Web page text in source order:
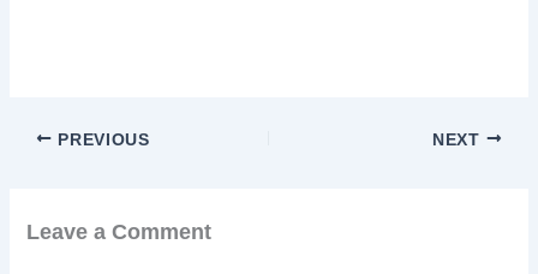
PREVIOUS NEXT
Leave a Comment